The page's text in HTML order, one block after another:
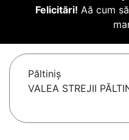
Felicitări! Aă cum
Păltiniş
VALEA STREJII